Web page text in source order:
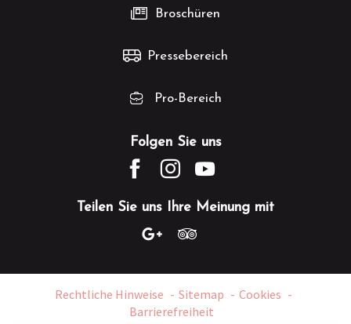
Folgen Sie uns
Teilen Sie uns Ihre Meinung mit
Broschüren
Pressebereich
Pro-Bereich
Rechtliche Hinweise Sitemap
Cookies
Barrierefreiheit